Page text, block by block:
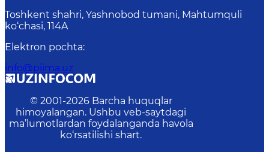
Toshkent shahri, Yashnobod tumani, Mahtumquli
ko‘chasi, 114A
Elektron pochta:
info@piima.uz
© 2001-2026 Barcha huquqlar
himoyalangan. Ushbu veb-saytdagi
ma’lumotlardan foydalanganda havola
ko‘rsatilishi shart.